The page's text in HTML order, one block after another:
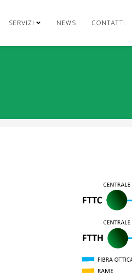
SERVIZI NEWS CONTATTI